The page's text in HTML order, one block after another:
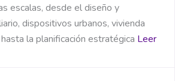
escalas, desde el diseño y
dispositivos urbanos, vivienda
la planificación estratégica Leer